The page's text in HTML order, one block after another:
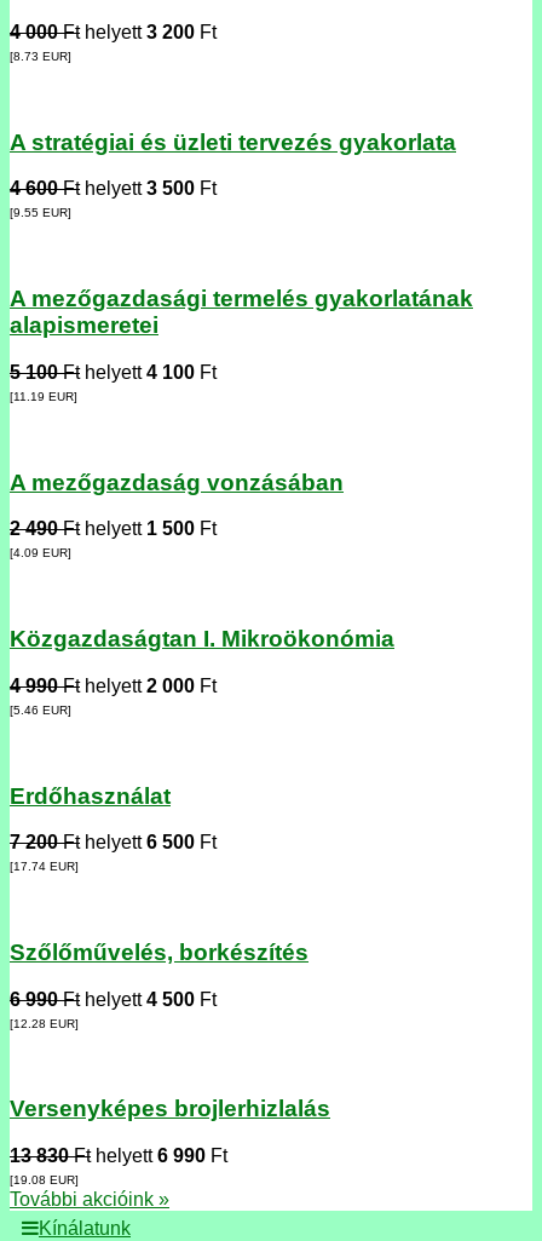
4 000 Fthelyett3 200 Ft
[8.73 EUR]
A stratégiai és üzleti tervezés gyakorlata
4 600 Fthelyett3 500 Ft
[9.55 EUR]
A mezőgazdasági termelés gyakorlatának
alapismeretei
5 100 Fthelyett4 100 Ft
[11.19 EUR]
A mezőgazdaság vonzásában
2 490 Fthelyett 1 500 Ft
[4.09 EUR]
Közgazdaságtan I. Mikroökonómia
4 990 Fthelyett2 000 Ft
[5.46 EUR]
Erdőhasználat
7 200 Fthelyett6 500 Ft
[17.74 EUR]
Szőlőművelés, borkészítés
6 990 Fthelyett4 500 Ft
[12.28 EUR]
Versenyképes brojlerhizlalás
13 830 Fthelyett6 990 Ft
[19.08 EUR]
További akcióink »
Kínálatunk